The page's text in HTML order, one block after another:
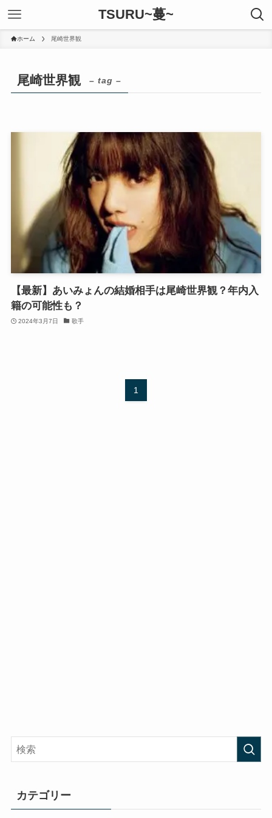
TSURU~蔓~
ホーム 尾崎世界観
尾崎世界観 – tag –
【最新】あいみょんの結婚相手は尾崎世界観？年内入
籍の可能性も？
2024年3月7日 歌手
1
カテゴリー